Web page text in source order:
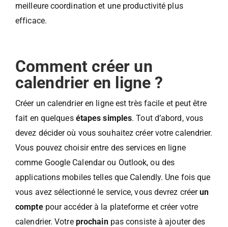
meilleure coordination et une productivité plus
efficace.
Comment créer un
calendrier en ligne ?
Créer un calendrier en ligne est très facile et peut être
fait en quelques étapes simples. Tout d’abord, vous
devez décider où vous souhaitez créer votre calendrier.
Vous pouvez choisir entre des services en ligne
comme Google Calendar ou Outlook, ou des
applications mobiles telles que Calendly. Une fois que
vous avez sélectionné le service, vous devrez créerun
comptepour accéder à la plateforme et créer votre
calendrier. Votre prochainpas consiste à ajouter des